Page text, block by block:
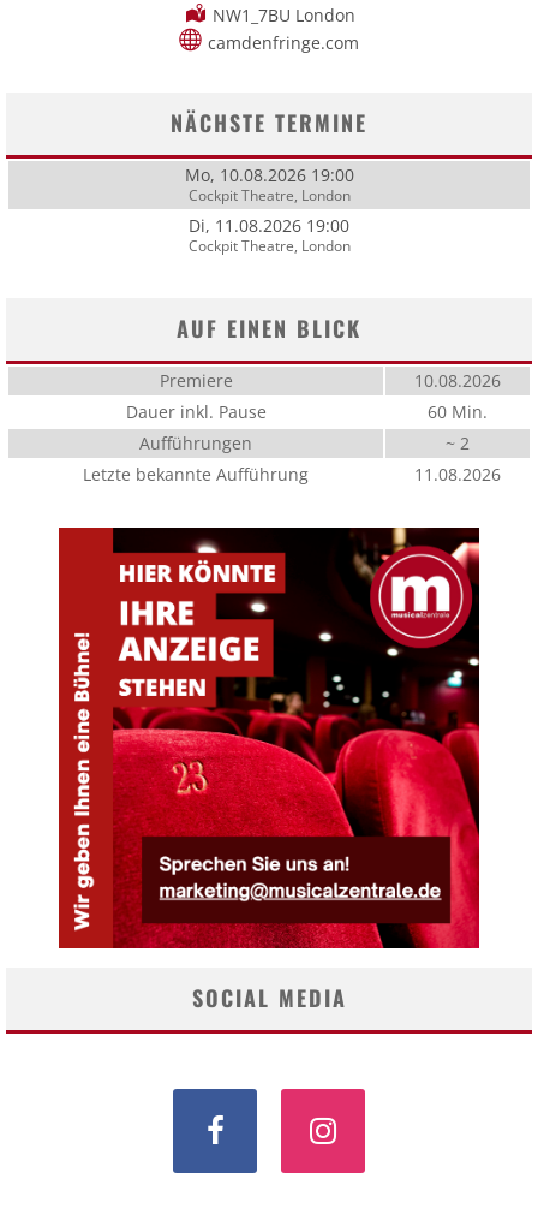
NW1_7BU London
camdenfringe.com
NÄCHSTE TERMINE
Mo, 10.08.2026 19:00
Cockpit Theatre, London
Di, 11.08.2026 19:00
Cockpit Theatre, London
AUF EINEN BLICK
Premiere
10.08.2026
Dauer inkl. Pause
60 Min.
Aufführungen
~ 2
Letzte bekannte Aufführung
11.08.2026
SOCIAL MEDIA